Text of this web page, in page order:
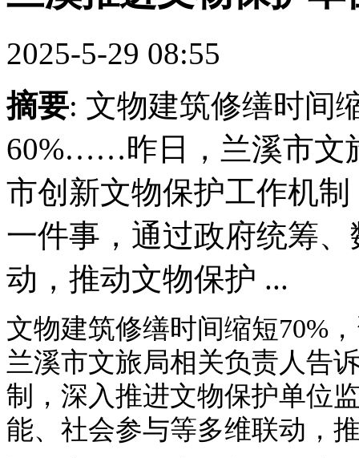
2025-5-29 08:55
摘要: 文物建筑修缮时间
60%……昨日，兰溪市文
市创新文物保护工作机
一件事，通过政府统筹
动，推动文物保护 ...
文物建筑修缮时间缩短70%
兰溪市文旅局相关负责人告
制，深入推进文物保护单位
能、社会参与等多维联动，